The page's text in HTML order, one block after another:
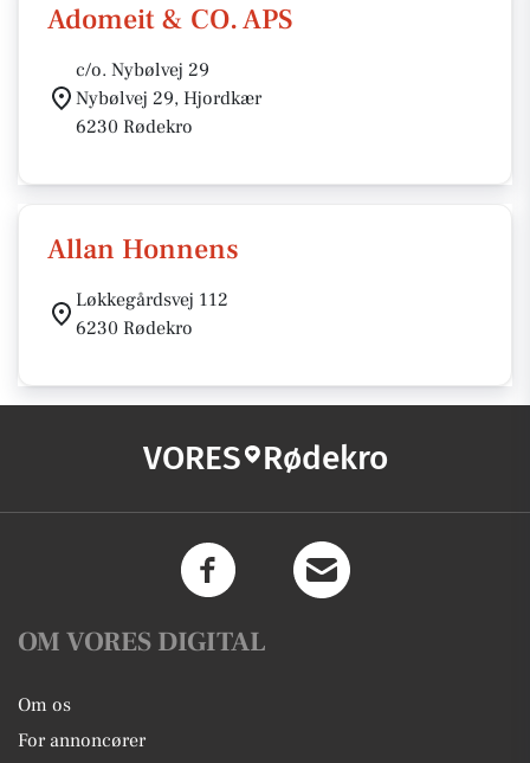
Adomeit & CO. APS
c/o. Nybølvej 29
Nybølvej 29, Hjordkær
6230 Rødekro
Allan Honnens
Løkkegårdsvej 112
6230 Rødekro
VORES Rødekro
OM VORES DIGITAL
Om os
For annoncører